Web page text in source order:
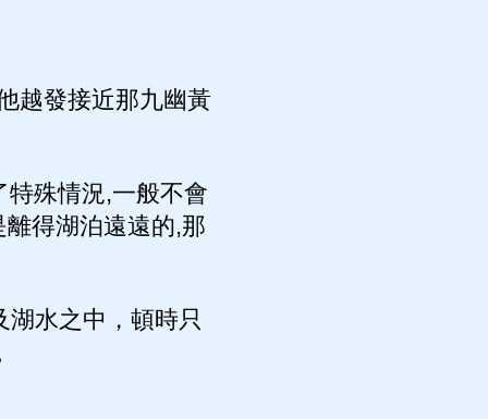
越發接近那九幽黃
殊情況,一般不會
得湖泊遠遠的,那
水之中，頓時只